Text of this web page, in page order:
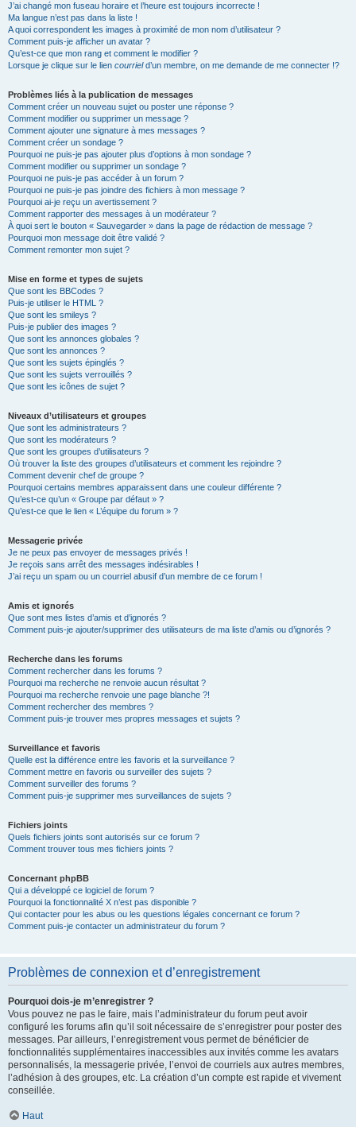
J’ai changé mon fuseau horaire et l’heure est toujours incorrecte !
Ma langue n’est pas dans la liste !
A quoi correspondent les images à proximité de mon nom d’utilisateur ?
Comment puis-je afficher un avatar ?
Qu’est-ce que mon rang et comment le modifier ?
Lorsque je clique sur le lien courrield’un membre, on me demande de me connecter !?
Problèmes liés à la publication de messages
Comment créer un nouveau sujet ou poster une réponse ?
Comment modifier ou supprimer un message ?
Comment ajouter une signature à mes messages ?
Comment créer un sondage ?
Pourquoi ne puis-je pas ajouter plus d’options à mon sondage ?
Comment modifier ou supprimer un sondage ?
Pourquoi ne puis-je pas accéder à un forum ?
Pourquoi ne puis-je pas joindre des fichiers à mon message ?
Pourquoi ai-je reçu un avertissement ?
Comment rapporter des messages à un modérateur ?
À quoi sert le bouton « Sauvegarder » dans la page de rédaction de message ?
Pourquoi mon message doit être validé ?
Comment remonter mon sujet ?
Mise en forme et types de sujets
Que sont les BBCodes ?
Puis-je utiliser le HTML ?
Que sont les smileys ?
Puis-je publier des images ?
Que sont les annonces globales ?
Que sont les annonces ?
Que sont les sujets épinglés ?
Que sont les sujets verrouillés ?
Que sont les icônes de sujet ?
Niveaux d’utilisateurs et groupes
Que sont les administrateurs ?
Que sont les modérateurs ?
Que sont les groupes d’utilisateurs ?
Où trouver la liste des groupes d’utilisateurs et comment les rejoindre ?
Comment devenir chef de groupe ?
Pourquoi certains membres apparaissent dans une couleur différente ?
Qu’est-ce qu’un « Groupe par défaut » ?
Qu’est-ce que le lien « L’équipe du forum » ?
Messagerie privée
Je ne peux pas envoyer de messages privés !
Je reçois sans arrêt des messages indésirables !
J’ai reçu un spam ou un courriel abusif d’un membre de ce forum !
Amis et ignorés
Que sont mes listes d’amis et d’ignorés ?
Comment puis-je ajouter/supprimer des utilisateurs de ma liste d’amis ou d’ignorés ?
Recherche dans les forums
Comment rechercher dans les forums ?
Pourquoi ma recherche ne renvoie aucun résultat ?
Pourquoi ma recherche renvoie une page blanche ?!
Comment rechercher des membres ?
Comment puis-je trouver mes propres messages et sujets ?
Surveillance et favoris
Quelle est la différence entre les favoris et la surveillance ?
Comment mettre en favoris ou surveiller des sujets ?
Comment surveiller des forums ?
Comment puis-je supprimer mes surveillances de sujets ?
Fichiers joints
Quels fichiers joints sont autorisés sur ce forum ?
Comment trouver tous mes fichiers joints ?
Concernant phpBB
Qui a développé ce logiciel de forum ?
Pourquoi la fonctionnalité X n’est pas disponible ?
Qui contacter pour les abus ou les questions légales concernant ce forum ?
Comment puis-je contacter un administrateur du forum ?
Problèmes de connexion et d’enregistrement
Pourquoi dois-je m’enregistrer ?
Vous pouvez ne pas le faire, mais l’administrateur du forum peut avoir
configuré les forums afin qu’il soit nécessaire de s’enregistrer pour poster des
messages. Par ailleurs, l’enregistrement vous permet de bénéficier de
fonctionnalités supplémentaires inaccessibles aux invités comme les avatars
personnalisés, la messagerie privée, l’envoi de courriels aux autres membres,
l’adhésion à des groupes, etc. La création d’un compte est rapide et vivement
conseillée.
Haut